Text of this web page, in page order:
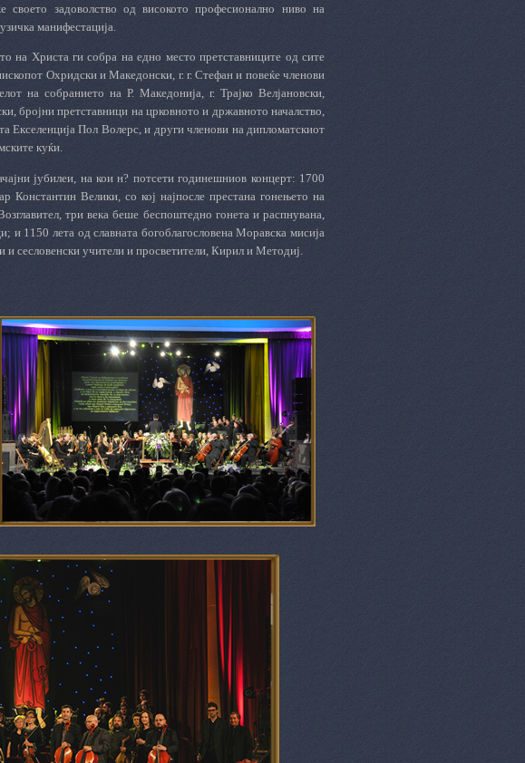
задоволство од високото професионално ниво на
манифестација.
на Христа ги собра на едно место претставниците од сите
Охридски и Македонски, г. г. Стефан и повеќе членови
на собранието на Р. Македонија, г. Трајко Велјановски,
бројни претставници на црковното и државното началство,
Пол Волерс, и други членови на дипломатскиот
куќи.
јубилеи, на кои н? потсети годинешниов концерт: 1700
Константин Велики, со кој најпосле престана гонењето на
три века беше беспоштедно гонета и распнувана,
и 1150 лета од славната богоблагословена Моравска мисија
сесловенски учители и просветители, Кирил и Методиј.